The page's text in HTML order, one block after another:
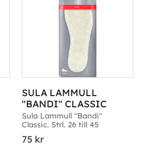
SULA LAMMULL
"BANDI" CLASSIC
Sula Lammull "Bandi"
Classic. Strl. 26 till 45
75 kr